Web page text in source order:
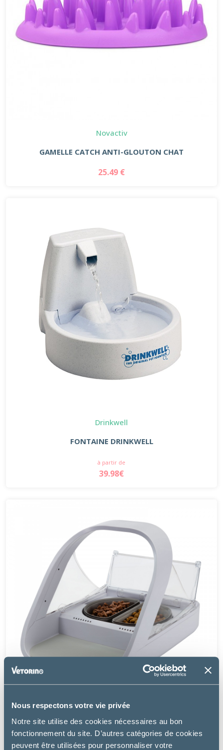
Nous respectons votre vie privée
Notre site utilise des cookies nécessaires au bon
fonctionnement du site. D’autres catégories de cookies
peuvent être utilisées pour personnaliser votre
Novactiv
GAMELLE CATCH ANTI-GLOUTON CHAT
25.49 €
Drinkwell
FONTAINE DRINKWELL
à partir de
39.98€
SureFeed
DISTRIBUTEUR DE NOURRITURE CONNECTE